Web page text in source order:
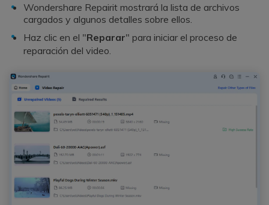
Wondershare Repairit mostrará la lista de archivos
cargados y algunos detalles sobre ellos.
Haz clic en el "Reparar" para iniciar el proceso de
reparación del video.